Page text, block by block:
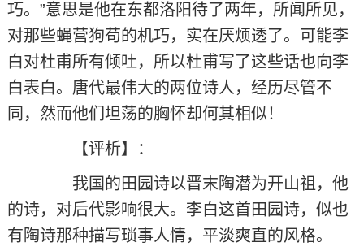
巧。”意思是他在东都洛阳待了两年，所闻所见，
对那些蝇营狗苟的机巧，实在厌烦透了。可能李
白对杜甫所有倾吐，所以杜甫写了这些话也向李
白表白。唐代最伟大的两位诗人，经历尽管不
同，然而他们坦荡的胸怀却何其相似！
【评析】：
我国的田园诗以晋末陶潜为开山祖，他
的诗，对后代影响很大。李白这首田园诗，似也
有陶诗那种描写琐事人情，平淡爽直的风格。